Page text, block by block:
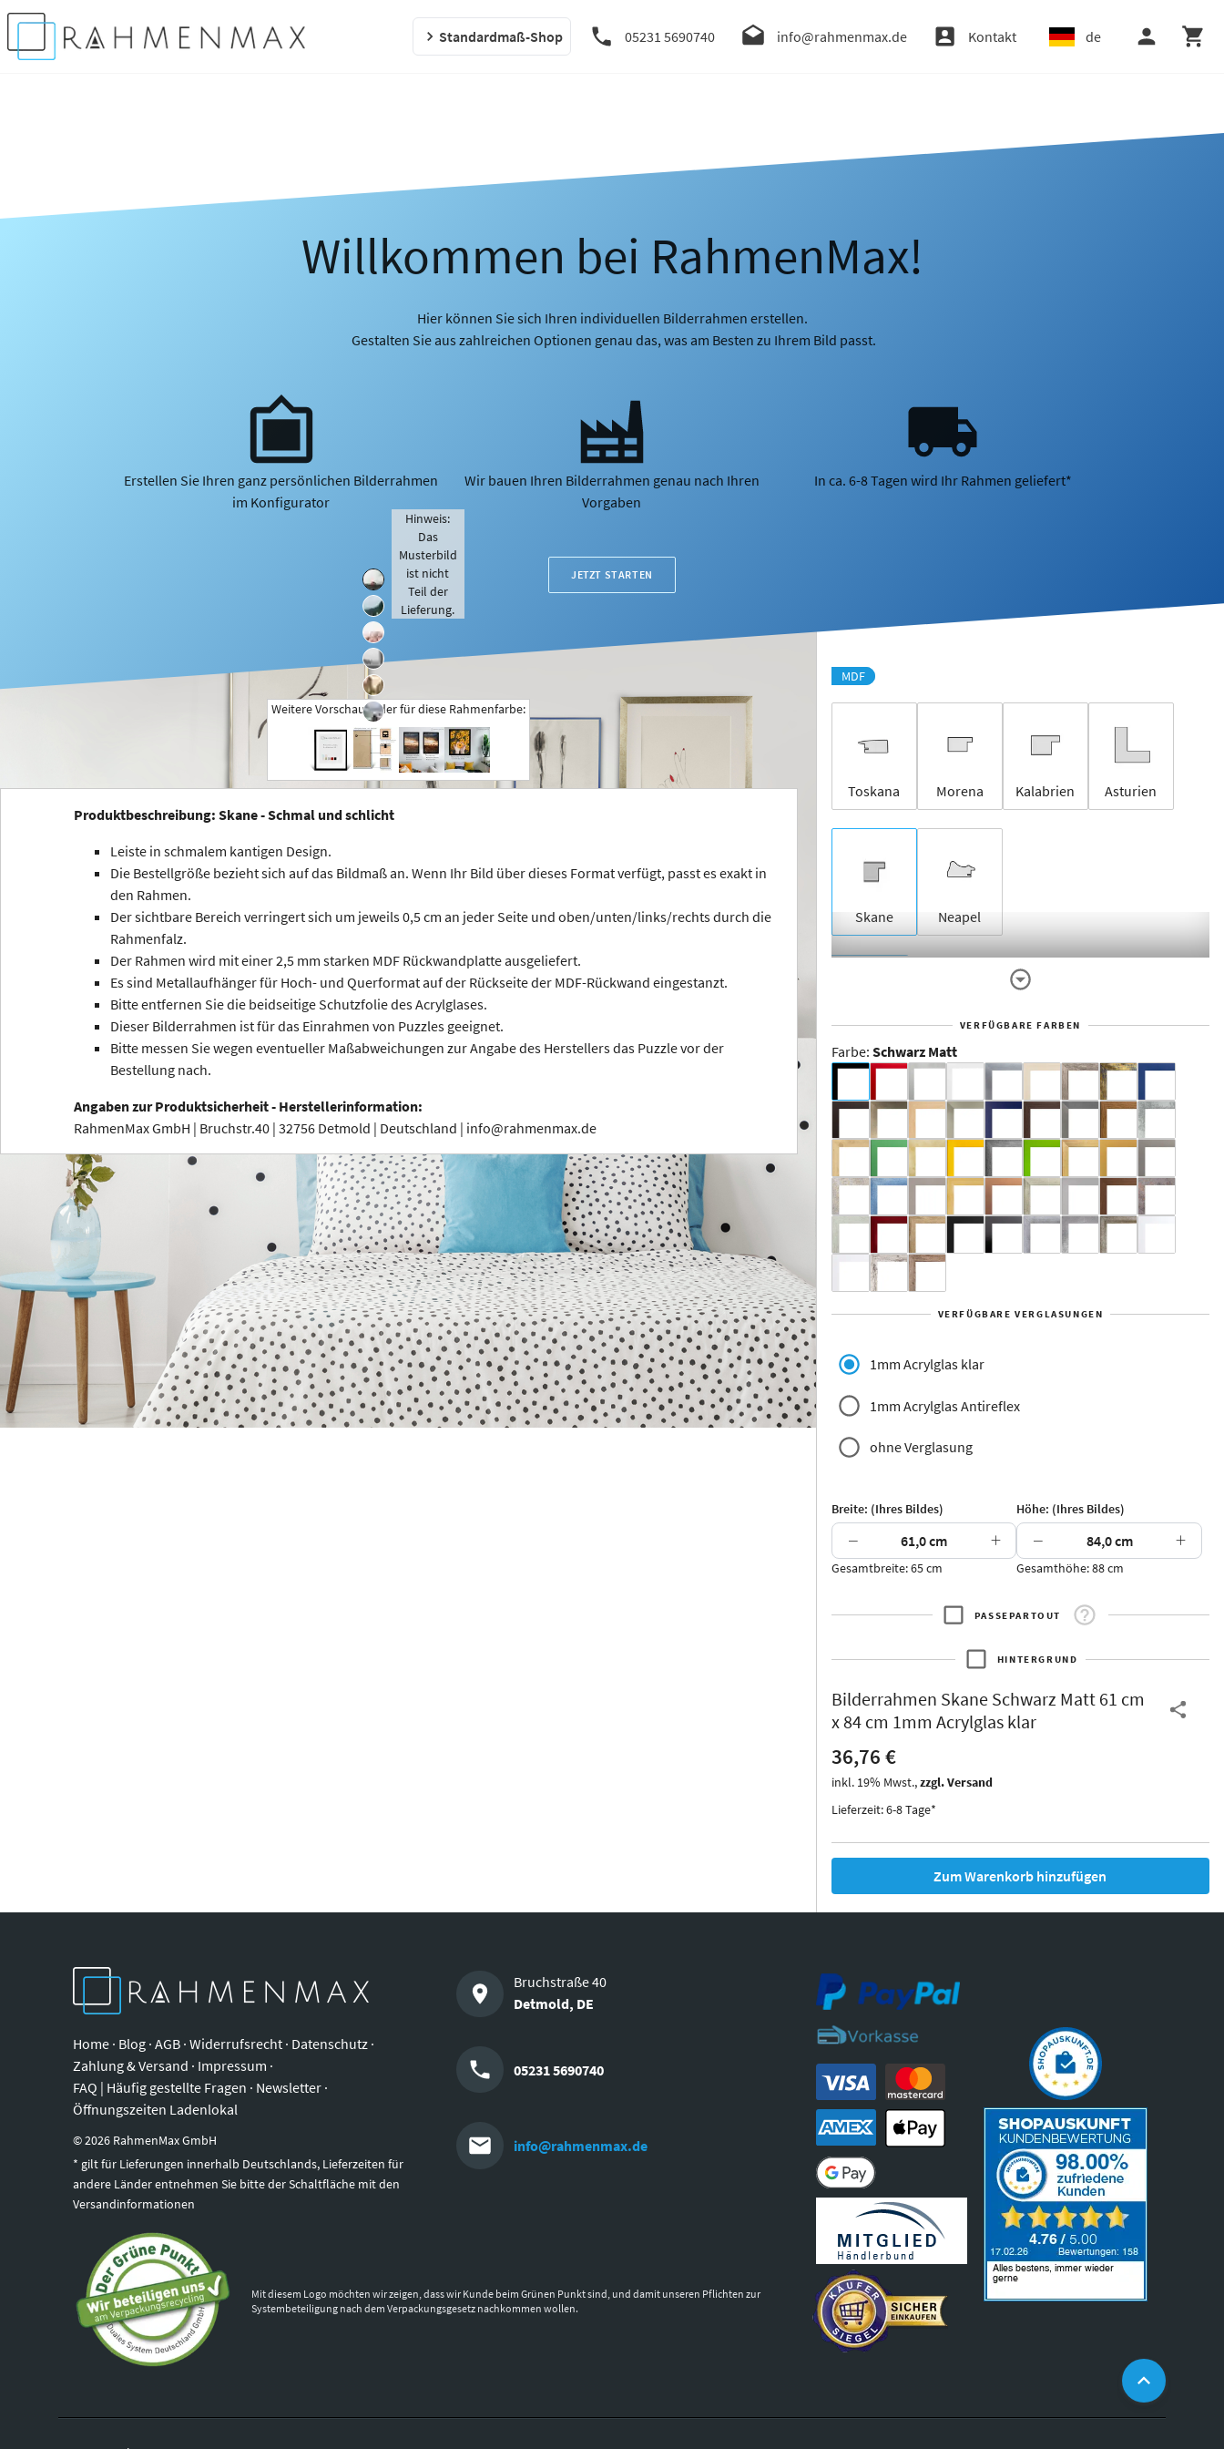
Standardmaß-Shop 05231 5690740 info@rahmenmax.de Kontakt de
Willkommen bei RahmenMax!
Hier können Sie sich Ihren individuellen Bilderrahmen erstellen.
Gestalten Sie aus zahlreichen Optionen genau das, was am Besten zu Ihrem Bild passt.
Erstellen Sie Ihren ganz persönlichen Bilderrahmen
im Konfigurator
Wir bauen Ihren Bilderrahmen genau nach Ihren
Vorgaben
In ca. 6-8 Tagen wird Ihr Rahmen geliefert*
JETZT STARTEN
+
Hinweis:
Das
Musterbild
ist nicht
Teil der
Lieferung.
Weitere Vorschaubilder für diese Rahmenfarbe:
Produktbeschreibung: Skane - Schmal und schlicht
Leiste in schmalem kantigen Design.
Die Bestellgröße bezieht sich auf das Bildmaß an. Wenn Ihr Bild über dieses Format verfügt, passt es exakt in
den Rahmen.
Der sichtbare Bereich verringert sich um jeweils 0,5 cm an jeder Seite und oben/unten/links/rechts durch die
Rahmenfalz.
Der Rahmen wird mit einer 2,5 mm starken MDF Rückwandplatte ausgeliefert.
Es sind Metallaufhänger für Hoch- und Querformat auf der Rückseite der MDF-Rückwand eingestanzt.
Bitte entfernen Sie die beidseitige Schutzfolie des Acrylglases.
Dieser Bilderrahmen ist für das Einrahmen von Puzzles geeignet.
Bitte messen Sie wegen eventueller Maßabweichungen zur Angabe des Herstellers das Puzzle vor der
Bestellung nach.
Angaben zur Produktsicherheit - Herstellerinformation:
RahmenMax GmbH | Bruchstr.40 | 32756 Detmold | Deutschland | info@rahmenmax.de
MDF
Toskana Morena Kalabrien Asturien
Skane Neapel
Rahmenloser
Bildhalter
Yukon
Jersey Dauphine
Arran Luzern Andros Attika
Thurgau
Thurgau
*Canvas*
Burgund
Kunststoff
Ohio
VERFÜGBARE FARBEN
Farbe: Schwarz Matt
VERFÜGBARE VERGLASUNGEN
1mm Acrylglas klar
1mm Acrylglas Antireflex
ohne Verglasung
Breite: (Ihres Bildes)
− +
Gesamtbreite: 65 cm
Höhe: (Ihres Bildes)
− +
Gesamthöhe: 88 cm
PASSEPARTOUT
HINTERGRUND
Bilderrahmen Skane Schwarz Matt 61 cm
x 84 cm 1mm Acrylglas klar
36,76 €
inkl. 19% Mwst.,zzgl. Versand
Lieferzeit: 6-8 Tage*
Zum Warenkorb hinzufügen
Home · Blog · AGB · Widerrufsrecht · Datenschutz ·
Zahlung & Versand · Impressum ·
FAQ | Häufig gestellte Fragen · Newsletter ·
Öffnungszeiten Ladenlokal
©2026 RahmenMax GmbH
* gilt für Lieferungen innerhalb Deutschlands, Lieferzeiten für
andere Länder entnehmen Sie bitte der Schaltfläche mit den
Versandinformationen
Bruchstraße 40
Detmold, DE
05231 5690740
info@rahmenmax.de
Mit diesem Logo möchten wir zeigen, dass wir Kunde beim Grünen Punkt sind, und damit unseren Pflichten zur
Systembeteiligung nach dem Verpackungsgesetz nachkommen wollen.